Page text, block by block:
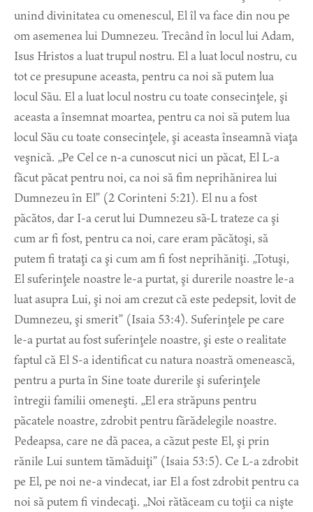
unind divinitatea cu omenescul, El îl va face din nou pe
om asemenea lui Dumnezeu. Trecând în locul lui Adam,
Isus Hristos a luat trupul nostru. El a luat locul nostru, cu
tot ce presupune aceasta, pentru ca noi să putem lua
locul Său. El a luat locul nostru cu toate consecinţele, şi
aceasta a însemnat moartea, pentru ca noi să putem lua
locul Său cu toate consecinţele, şi aceasta înseamnă viaţa
veşnică. „Pe Cel ce n-a cunoscut nici un păcat, El L-a
făcut păcat pentru noi, ca noi să fim neprihănirea lui
Dumnezeu în El” (2 Corinteni 5:21). El nu a fost
păcătos, dar I-a cerut lui Dumnezeu să-L trateze ca şi
cum ar fi fost, pentru ca noi, care eram păcătoşi, să
putem fi trataţi ca şi cum am fi fost neprihăniţi. „Totuşi,
El suferinţele noastre le-a purtat, şi durerile noastre le-a
luat asupra Lui, şi noi am crezut că este pedepsit, lovit de
Dumnezeu, şi smerit” (Isaia 53:4). Suferinţele pe care
le-a purtat au fost suferinţele noastre, şi este o realitate
faptul că El S-a identificat cu natura noastră omenească,
pentru a purta în Sine toate durerile şi suferinţele
întregii familii omeneşti. „El era străpuns pentru
păcatele noastre, zdrobit pentru fărădelegile noastre.
Pedeapsa, care ne dă pacea, a căzut peste El, şi prin
rănile Lui suntem tămăduiţi” (Isaia 53:5). Ce L-a zdrobit
pe El, pe noi ne-a vindecat, iar El a fost zdrobit pentru ca
noi să putem fi vindecaţi. „Noi rătăceam cu toţii ca nişte